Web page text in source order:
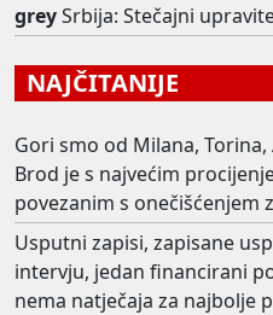
greySrbija: Stečajni
NAJČITANIJE
Gori smo od Milana,
Brod je s najvećim
povezanim s onečišćenjem
Usputni zapisi, zapisane
intervju, jedan financirani
nema natječaja za najbolje